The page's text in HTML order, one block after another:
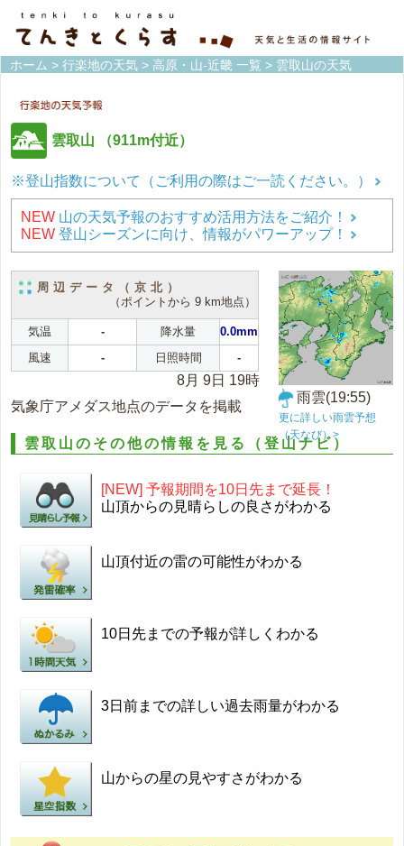
ホーム > 行楽地の天気 > 高原・山-近畿 一覧 > 雲取山の天気
雲取山 （911m付近）
※登山指数について（ご利用の際はご一読ください。）
NEW 山の天気予報のおすすめ活用方法をご紹介！
NEW 登山シーズンに向け、情報がパワーアップ！
周辺データ（京北）
（ポイントから 9 km地点）
気温 - 降水量
0.0mm
風速
- 日照時間 -
8月 9日 19時
気象庁アメダス地点のデータを掲載
雨雲(19:55)
更に詳しい雨雲予想
（天なび）>
雲取山のその他の情報を見る（登山ナビ）
[NEW] 予報期間を10日先まで延長！
山頂からの見晴らしの良さがわかる
山頂付近の雷の可能性がわかる
10日先までの予報が詳しくわかる
3日前までの詳しい過去雨量がわかる
山からの星の見やすさがわかる